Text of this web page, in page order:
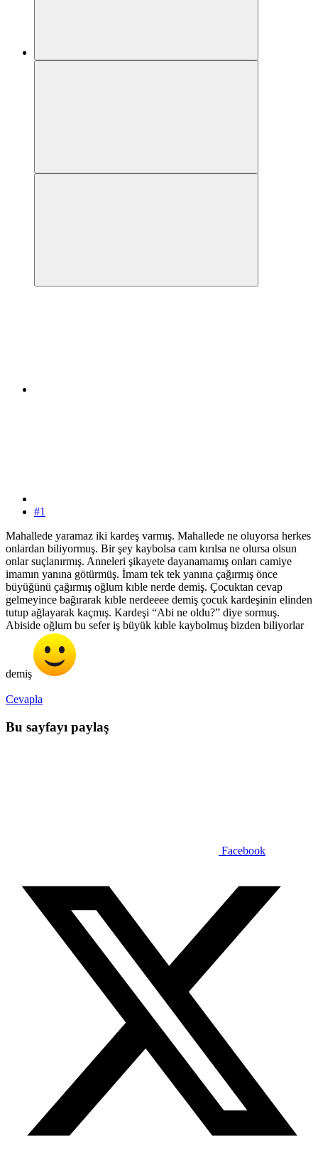
#1
Mahallede yaramaz iki kardeş varmış. Mahallede ne oluyorsa herkes
onlardan biliyormuş. Bir şey kaybolsa cam kırılsa ne olursa olsun
onlar suçlanırmış. Anneleri şikayete dayanamamış onları camiye
imamın yanına götürmüş. İmam tek tek yanına çağırmış önce
büyüğünü çağırmış oğlum kıble nerde demiş. Çocuktan cevap
gelmeyince bağırarak kıble nerdeeee demiş çocuk kardeşinin elinden
tutup ağlayarak kaçmış. Kardeşi “Abi ne oldu?” diye sormuş.
Abiside oğlum bu sefer iş büyük kıble kaybolmuş bizden biliyorlar
demiş
Cevapla
Bu sayfayı paylaş
Facebook